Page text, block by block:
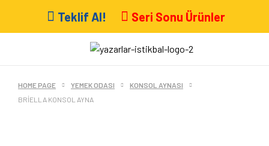
Teklif Al! Seri Sonu Ürünler
HOME PAGE YEMEK ODASI
KONSOL AYNASI
BRIELLA KONSOL AYNA